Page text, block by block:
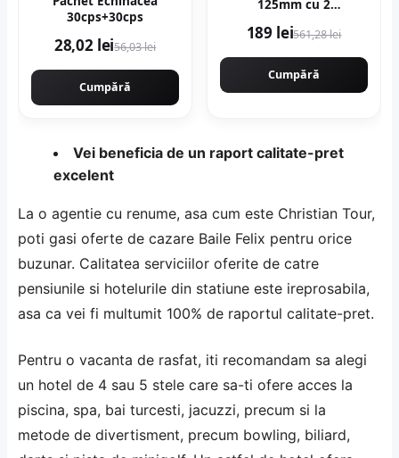
30cps+30cps
28,02 lei56,03 lei
Cumpără
125mm cu 2
10.000rpm, Protools
189 lei561,28 lei
Cumpără
Vei beneficia de un raport calitate-pret
excelent
La o agentie cu renume, asa cum este Christian Tour,
poti gasi oferte de cazare Baile Felix pentru orice
buzunar. Calitatea serviciilor oferite de catre
pensiunile si hotelurile din statiune este ireprosabila,
asa ca vei fi multumit 100% de raportul calitate-pret.
Pentru o vacanta de rasfat, iti recomandam sa alegi
un hotel de 4 sau 5 stele care sa-ti ofere acces la
piscina, spa, bai turcesti, jacuzzi, precum si la
metode de divertisment, precum bowling, biliard,